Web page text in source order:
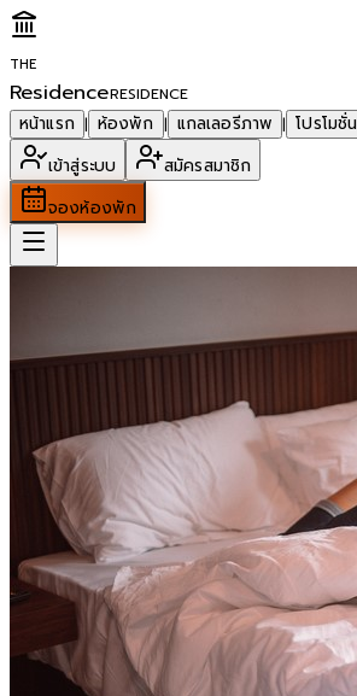
THE
ResidenceRESIDENCE
หน้าแรก | ห้องพัก | แกลเลอรีภาพ | โปรโมชั่น
เข้าสู่ระบบ
สมัครสมาชิก
จองห้องพัก